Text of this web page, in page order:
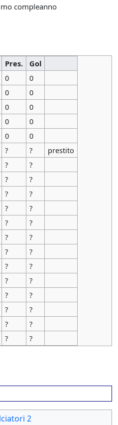
compleanno
Pres.
Gol
0
0
0
0
0
0
0
0
0
0
? ?
prestito
?
?
?
?
?
?
?
?
?
?
?
?
?
?
?
?
?
?
?
?
?
?
?
?
? ?
2